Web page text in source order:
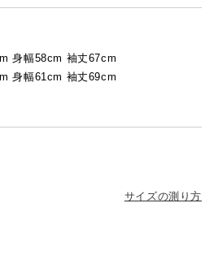
身幅58cm 袖丈67cm
身幅61cm 袖丈69cm
サイズの測り方